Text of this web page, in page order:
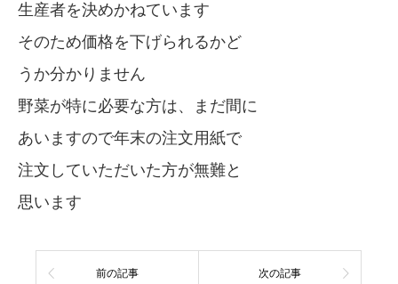
生産者を決めかねています
そのため価格を下げられるかど
うか分かりません
野菜が特に必要な方は、まだ間に
あいますので年末の注文用紙で
注文していただいた方が無難と
思います
前の記事 次の記事